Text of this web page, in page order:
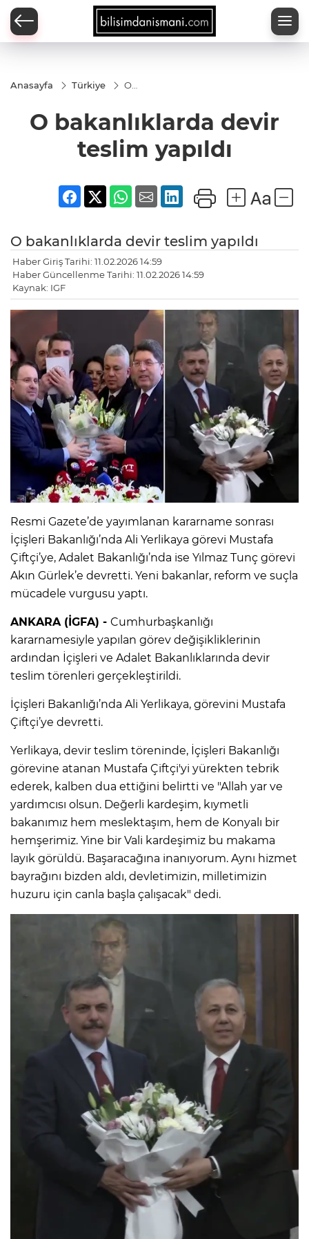
Anasayfa Türkiye
O
yapıldı
O bakanlıklarda devir
teslim yapıldı
O bakanlıklarda devir teslim yapıldı
Haber Giriş Tarihi: 11.02.2026 14:59
Haber Güncellenme Tarihi: 11.02.2026 14:59
Kaynak: IGF
Resmi Gazete’de yayımlanan kararname sonrası
İçişleri Bakanlığı’nda Ali Yerlikaya görevi Mustafa
Çiftçi’ye, Adalet Bakanlığı’nda ise Yılmaz Tunç görevi
Akın Gürlek’e devretti. Yeni bakanlar, reform ve suçla
mücadele vurgusu yaptı.
ANKARA (İGFA) - Cumhurbaşkanlığı
kararnamesiyle yapılan görev değişikliklerinin
ardından İçişleri ve Adalet Bakanlıklarında devir
teslim törenleri gerçekleştirildi.
İçişleri Bakanlığı’nda Ali Yerlikaya, görevini Mustafa
Çiftçi’ye devretti.
Yerlikaya, devir teslim töreninde, İçişleri Bakanlığı
görevine atanan Mustafa Çiftçi'yi yürekten tebrik
ederek, kalben dua ettiğini belirtti ve "Allah yar ve
yardımcısı olsun. Değerli kardeşim, kıymetli
bakanımız hem meslektaşım, hem de Konyalı bir
hemşerimiz. Yine bir Vali kardeşimiz bu makama
layık görüldü. Başaracağına inanıyorum. Aynı hizmet
bayrağını bizden aldı, devletimizin, milletimizin
huzuru için canla başla çalışacak" dedi.